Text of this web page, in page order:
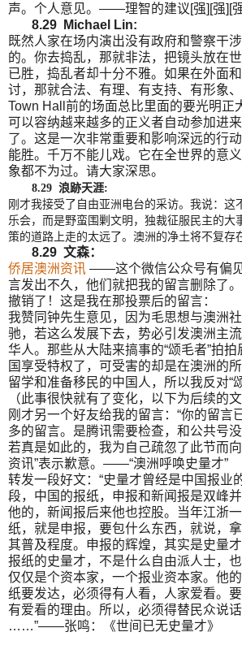
声。个人意见。——理智的建议[强][强][
8.29 Michael Lin:
既然人家在场内演出没有政府和警察干
的。你去捣乱，那就非法，把镜头放在
已胜，捣乱者却十分不雅。如果在外面
讨，那就合法、有理、有支持、有形象、
Town Hall前的场面总比里面的要光明正
可以容纳越来越多的正义者自动参加进
了。这是一次非常重要和影响深远的行
能胜。千万不能儿戏。它在全世界的意
象都不为过。请大家深思。
8.29 浪跡天涯:
刚才我接受了自由亚洲电台的采访。我说：这
乐会，而是野蛮围剿文明，独裁征服民主的大
策的道路上走的太远了。澳洲的净土将不复存
8.29 文森：
侨居澳洲资讯 ——这个微信公众号有偏
言发出不久，他们就把我的留言删除了
撤销了！这是我在那投票后的留言：
我赞同钟先生意见，因为毛思想与澳洲
驰，若这么发展下去，势必引发澳洲主
华人。那些从大陆来搞事的“颂毛者”拍
国享受特权了，可受害的却是在澳洲的
留学和准备移民的中国人，所以我反对“颂
（此事很快就有了变化，以下为后续的文
刚才另一个好友给我的留言：“你的留言
多的留言。是腾讯需要检查，和公共号
若真是如此的，我为自己疏忽了此节而
资讯”表示歉意。——“澳洲呼唤史量才”
转发一段好文：“史量才曾经是中国报业
段，中国的报纸，申报和新闻报是双峰
他的，新闻报后来他也控股。当年江浙
纸，就是申报，要包什么东西，就说，
其普及程度。申报的辉煌，其实是史量
报纸的史量才，不是什么自由派人士，
仅仅是个资本家，一个报业资本家。他
纸要发达，必须得有人看，人家爱看。
有爱看的理由。所以，必须得替民众说话
……”——张鸣：《世间已无史量才》